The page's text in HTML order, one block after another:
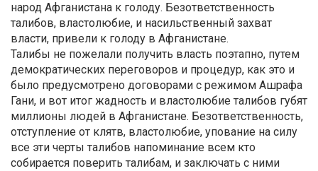
народ Афганистана к голоду. Безответственность
талибов, властолюбие, и насильственный захват
власти, привели к голоду в Афганистане.
Талибы не пожелали получить власть поэтапно, путем
демократических переговоров и процедур, как это и
было предусмотрено договорами с режимом Ашрафа
Гани, и вот итог жадность и властолюбие талибов губят
миллионы людей в Афганистане. Безответственность,
отступление от клятв, властолюбие, упование на силу
все эти черты талибов напоминание всем кто
собирается поверить талибам, и заключать с ними